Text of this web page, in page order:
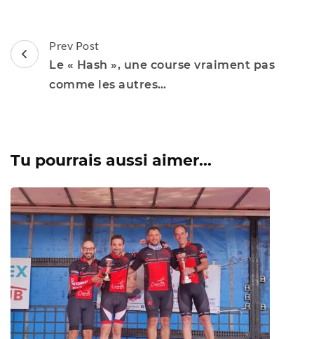
Post
Navigation
Prev Post
Le « Hash », une course vraiment pas
comme les autres…
Tu pourrais aussi aimer...